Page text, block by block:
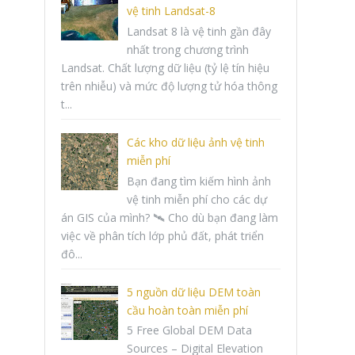
vệ tinh Landsat-8
Landsat 8 là vệ tinh gần đây
nhất trong chương trình
Landsat. Chất lượng dữ liệu (tỷ lệ tín hiệu
trên nhiễu) và mức độ lượng tử hóa thông
t...
Các kho dữ liệu ảnh vệ tinh
miễn phí
Bạn đang tìm kiếm hình ảnh
vệ tinh miễn phí cho các dự
án GIS của mình? 🛰️ Cho dù bạn đang làm
việc về phân tích lớp phủ đất, phát triển
đô...
5 nguồn dữ liệu DEM toàn
cầu hoàn toàn miễn phí
5 Free Global DEM Data
Sources – Digital Elevation